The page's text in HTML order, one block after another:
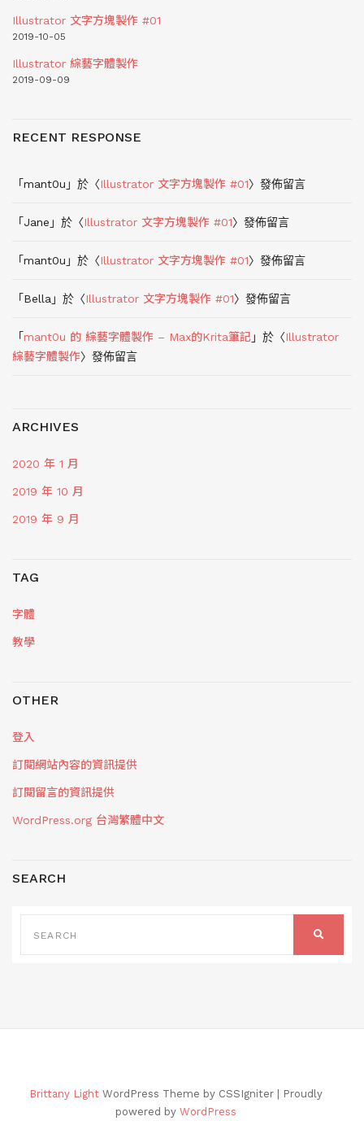
Illustrator 文字方塊製作 #01
2019-10-05
Illustrator 綜藝字體製作
2019-09-09
RECENT RESPONSE
「mant0u 」於〈Illustrator 文字方塊製作 #01〉發佈留言
「 Jane 」於〈Illustrator 文字方塊製作 #01〉發佈留言
「mant0u 」於〈Illustrator 文字方塊製作 #01〉發佈留言
「 Bella 」於〈Illustrator 文字方塊製作 #01〉發佈留言
「mant0u 的 綜藝字體製作 – Max的Krita筆記」於〈Illustrator
綜藝字體製作〉發佈留言
ARCHIVES
2020 年 1 月
2019 年 10 月
2019 年 9 月
TAG
字體
教學
OTHER
登入
訂閱網站內容的資訊提供
訂閱留言的資訊提供
WordPress.org 台灣繁體中文
SEARCH
SEARCH
FOR:
Brittany Light WordPress Theme by CSSIgniter | Proudly
powered by WordPress